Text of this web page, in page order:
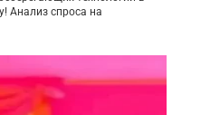
Анализ спроса на